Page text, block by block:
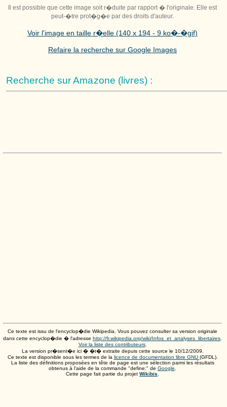
Il est possible que cette image soit r�duite par rapport � l'originale. Elle est
peut-�tre prot�g�e par des droits d'auteur.
Voir l'image en taille r�elle (140 x 194 - 9 ko�-�gif)
Refaire la recherche sur Google Images
Recherche sur Amazone (livres) :
Ce texte est issu de l'encyclop�die Wikipedia. Vous pouvez consulter sa version originale
dans cette encyclop�die � l'adresse http://fr.wikipedia.org/wiki/Infos_et_analyses_libertaires
Voir la liste des contributeurs.
La version pr�sent�e ici � �t� extraite depuis cette source le 10/12/2009
Ce texte est disponible sous les termes de la licence de documentation libre GNU (GFDL).
La liste des définitions proposées en tête de page est une sélection parmi les résultats
obtenus à l'aide de la commande "define:" de Google
Cette page fait partie du projet Wikibis